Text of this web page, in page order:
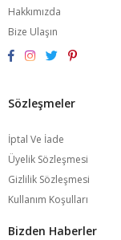
Hakkımızda
Bize Ulaşın
Sözleşmeler
İptal Ve İade
Üyelik Sözleşmesi
Gizlilik Sözleşmesi
Kullanım Koşulları
Bizden Haberler